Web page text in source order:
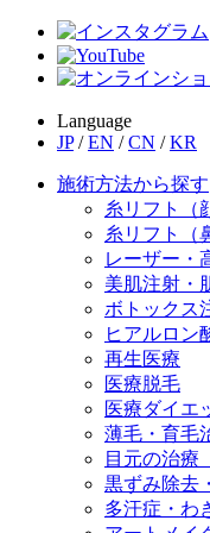
Language
JP / EN / CN / KR
施術方法から探す
糸リフト（
糸リフト（
レーザー・
美肌注射・
ボトックス
ヒアルロン
再生医療
医療脱毛
医療ダイエ
薄毛・育毛
目元の治療
黒ずみ除去
多汗症・わ